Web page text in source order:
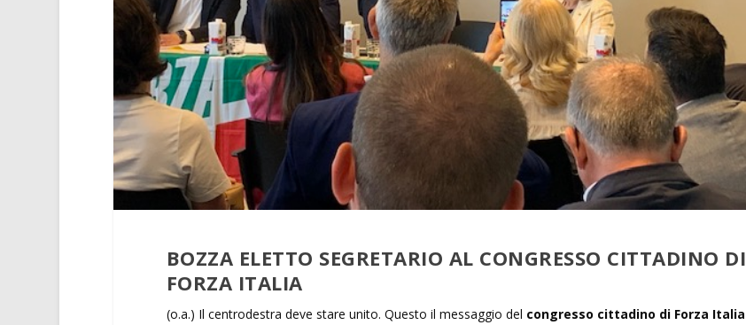
BOZZA ELETTO SEGRETARIO AL CONGRESSO CITTADINO DI
FORZA ITALIA
(o.a.) Il centrodestra deve stare unito. Questo il messaggio del congresso cittadino di Forza Italia